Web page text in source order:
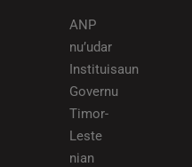
ANP
nu’udar
Instituisaun
Governu
Timor-
Leste
nian